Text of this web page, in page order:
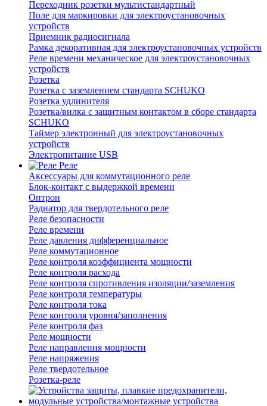
Переходник розетки мультистандартный
Поле для маркировки для электроустановочных
устройств
Приемник радиосигнала
Рамка декоративная для электроустановочных устройств
Реле времени механическое для электроустановочных
устройств
Розетка
Розетка с заземлением стандарта SCHUKO
Розетка удлинителя
Розетка/вилка с защитным контактом в сборе стандарта
SCHUKO
Таймер электронный для электроустановочных
устройств
Электропитание USB
Реле
Аксессуары для коммутационного реле
Блок-контакт с выдержкой времени
Оптрон
Радиатор для твердотельного реле
Реле безопасности
Реле времени
Реле давления дифференциальное
Реле коммутационное
Реле контроля коэффициента мощности
Реле контроля расхода
Реле контроля спротивления изоляции/заземления
Реле контроля температуры
Реле контроля тока
Реле контроля уровня/заполнения
Реле контроля фаз
Реле мощности
Реле направления мощности
Реле напряжения
Реле твердотельное
Розетка-реле